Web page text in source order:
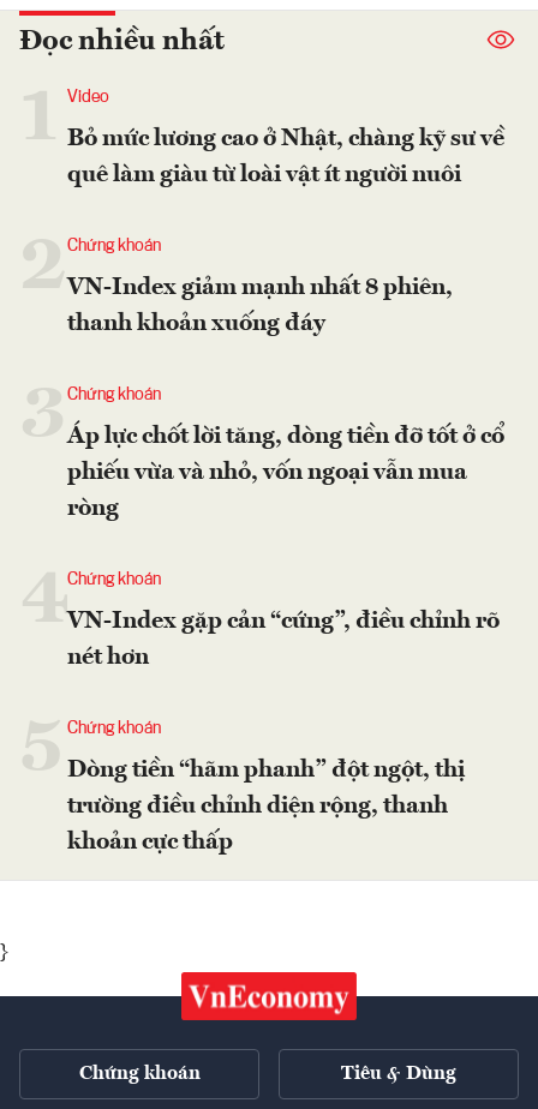
Đọc nhiều nhất
Video
Bỏ mức lương cao ở Nhật, chàng kỹ sư về
quê làm giàu từ loài vật ít người nuôi
2Chứng khoán
VN-Index giảm mạnh nhất 8 phiên,
thanh khoản xuống đáy
Chứng khoán
Áp lực chốt lời tăng, dòng tiền đỡ tốt ở cổ
phiếu vừa và nhỏ, vốn ngoại vẫn mua
ròng
4Chứng khoán
VN-Index gặp cản “cứng”, điều chỉnh rõ
nét hơn
Chứng khoán
Dòng tiền “hãm phanh” đột ngột, thị
trường điều chỉnh diện rộng, thanh
khoản cực thấp
}
Chứng khoán Tiêu & Dùng